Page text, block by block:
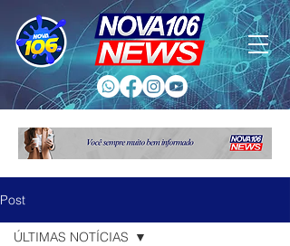
Post
ÚLTIMAS NOTÍCIAS